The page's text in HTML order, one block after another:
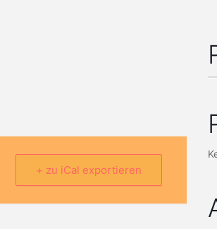
+ zu iCal exportieren